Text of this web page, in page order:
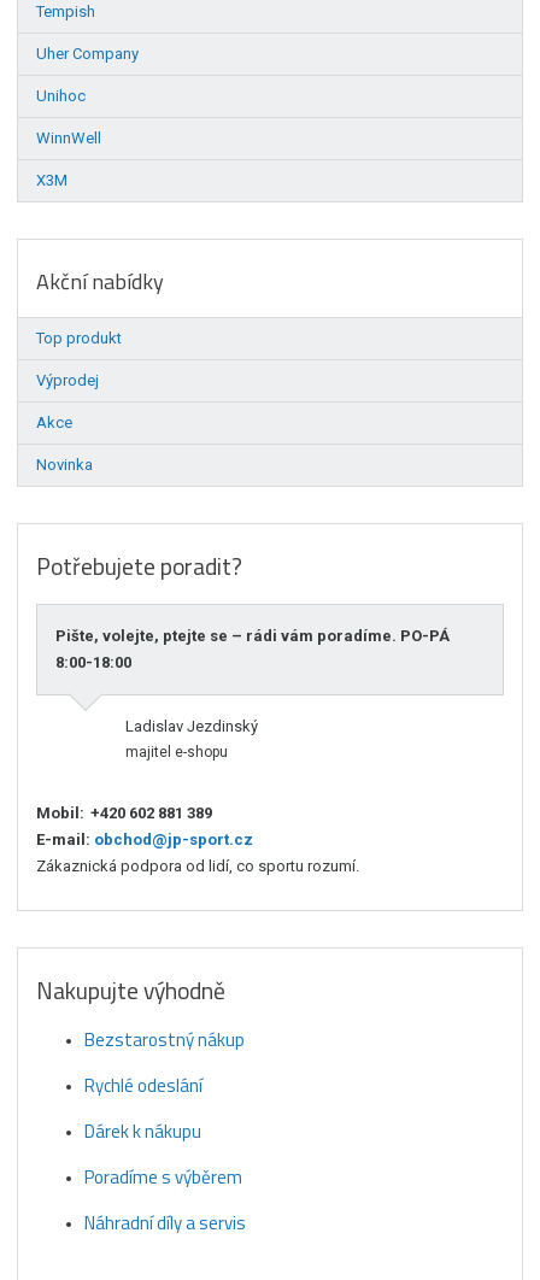
Tempish
Uher Company
Unihoc
WinnWell
X3M
Akční nabídky
Top produkt
Výprodej
Akce
Novinka
Potřebujete poradit?
Pište, volejte, ptejte se – rádi vám poradíme. PO-PÁ
8:00-18:00
Ladislav Jezdinský
majitel e-shopu
Mobil: +420 602 881 389
E-mail: obchod@jp-sport.cz
Zákaznická podpora od lidí, co sportu rozumí.
Nakupujte výhodně
Bezstarostný nákup
Rychlé odeslání
Dárek k nákupu
Poradíme s výběrem
Náhradní díly a servis